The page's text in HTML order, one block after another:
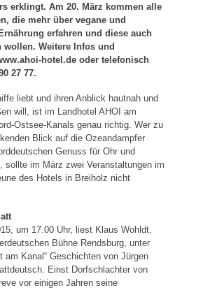
erklingt. Am 20. März kommen alle
die mehr über vegane und
erfahren und diese auch
wollen. Weitere Infos und
hotel.de oder telefonisch
27 77.
liebt und ihren Anblick hautnah und
will, ist im Landhotel AHOI am
Ostsee-Kanals genau richtig. Wer zu
Blick auf die Ozeandampfer
Genuss für Ohr und
sollte im März zwei Veranstaltungen im
des Hotels in Breiholz nicht
um 17.00 Uhr, liest Klaus Wohldt,
Bühne Rendsburg, unter
am Kanal“ Geschichten von Jürgen
Einst Dorfschlachter von
vor einigen Jahren seine